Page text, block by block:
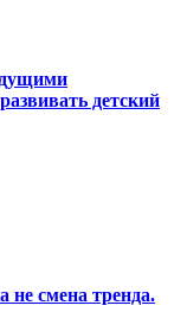
детский
смена тренда.